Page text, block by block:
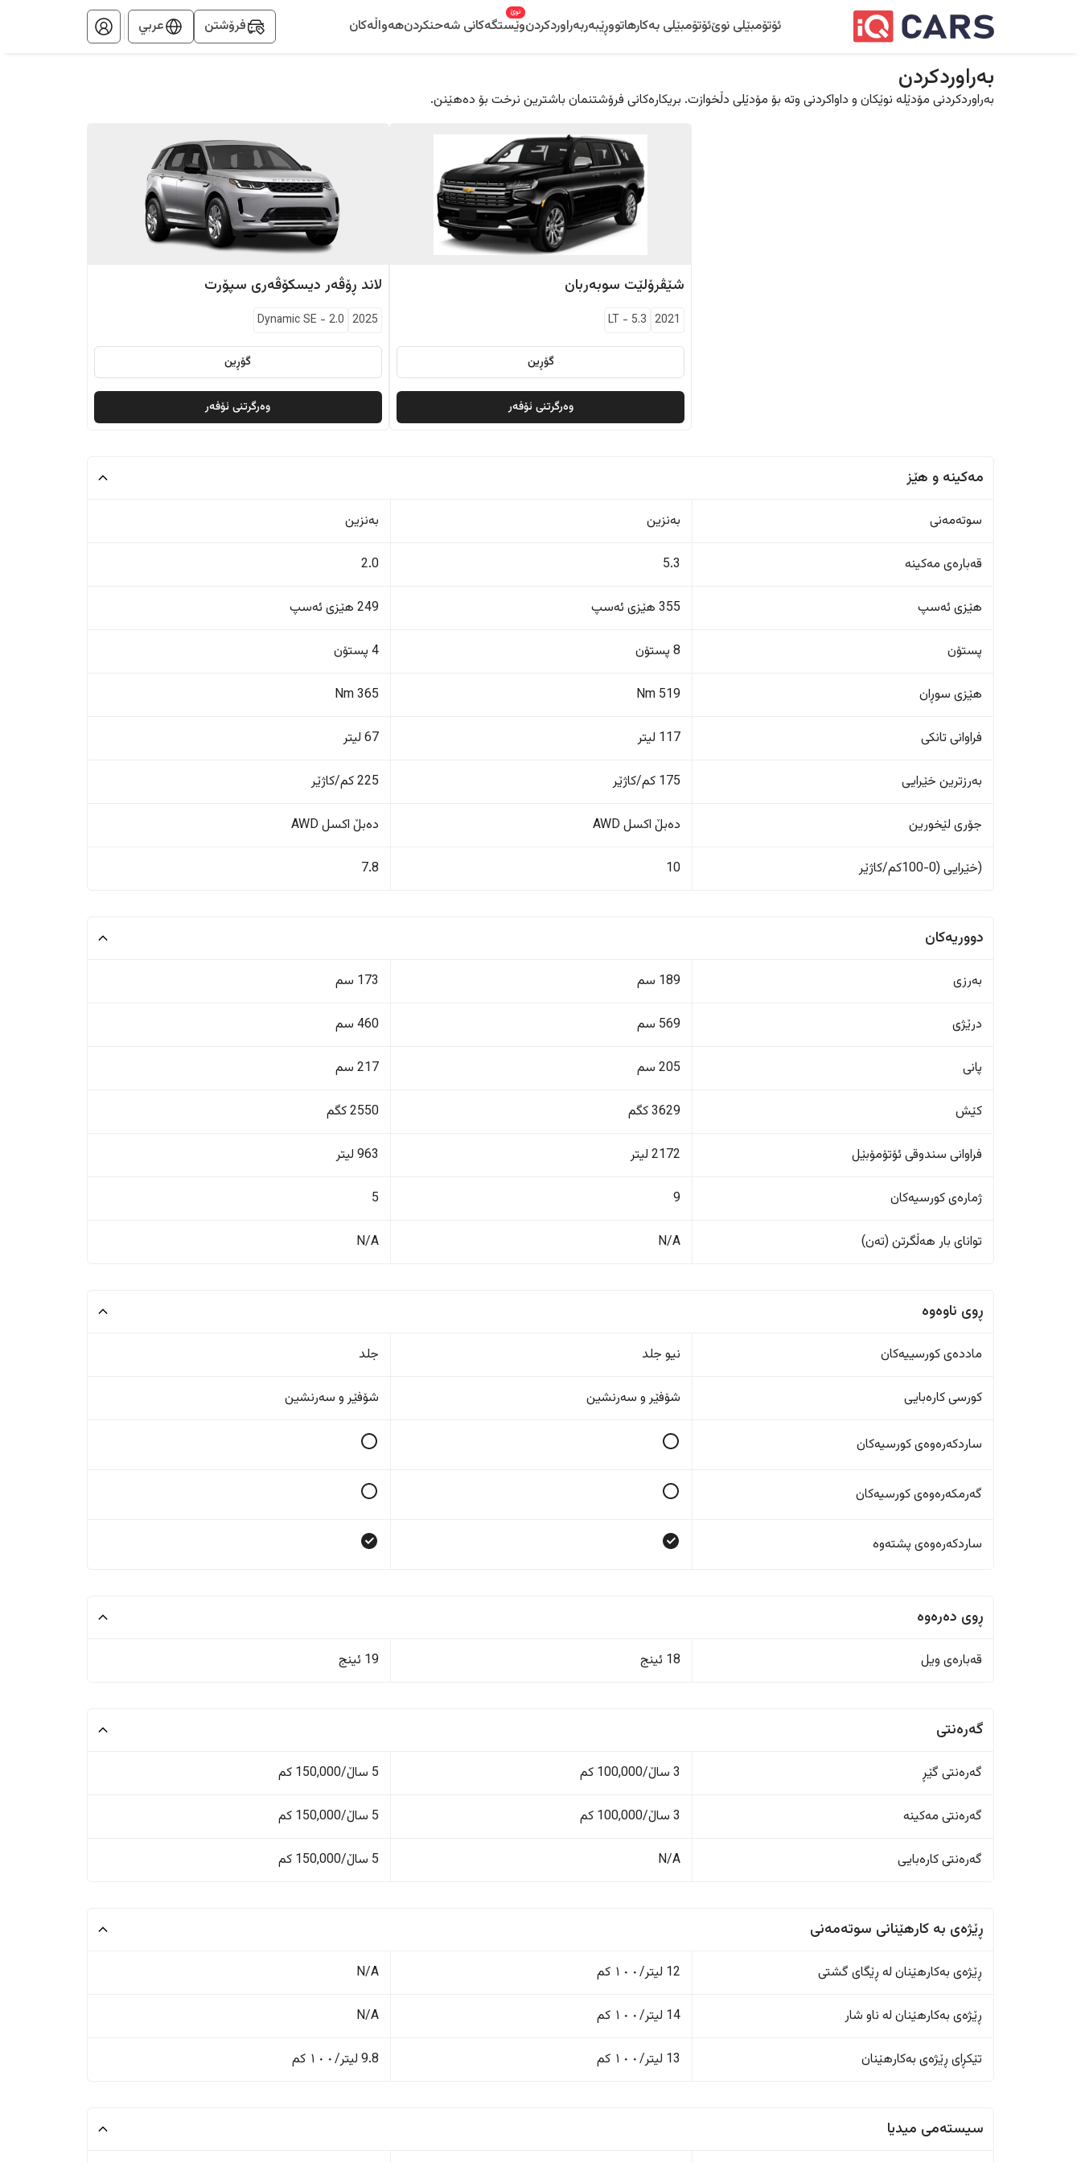
ئۆتۆمبێلی نوێئۆتۆمبێلی بەکارهاتووڕێبەربەراوردکردنوێستگەکانی شەحنکردن
نوێ
هەواڵەکان فرۆشتن عربي
بەراوردکردن
بەراوردکردنی مۆدێلە نوێکان و داواکردنی وتە بۆ مۆدێلی دڵخوازت. بریکارەکانی فرۆشتنمان باشترین نرخت بۆ دەهێنن.
شێڤرۆلێت سوبەربان
2021
LT - 5.3
گۆڕین
وەرگرتنی ئۆفەر
لاند ڕۆڤەر دیسکۆڤەری سپۆرت
2025
Dynamic SE - 2.0
گۆڕین
وەرگرتنی ئۆفەر
مەکینە و هێز
سوتەمەنی بەنزین بەنزین
قەبارەی مەکینە 5.3
2.0
هێزی ئەسپ 355 هێزی ئەسپ 249 هێزی ئەسپ
پستۆن 8 پستۆن 4 پستۆن
هێزی سوڕان 519 Nm
365 Nm
فراوانی تانکی 117 لیتر 67 لیتر
بەرزترین خێرایی 175 کم/کاژێر 225 کم/کاژێر
جۆری لێخورین دەبڵ اکسل AWD دەبڵ اکسل AWD
(خێرایی (0-100کم/کاژێر 10
7.8
دووریەکان
بەرزی 189 سم 173 سم
درێژی 569 سم 460 سم
پانی 205 سم 217 سم
کێش 3629 کگم 2550 کگم
فراوانی سندوقی ئۆتۆمۆبێل 2172 لیتر 963 لیتر
ژمارەی کورسیەکان 9
5
تواناى بار هەڵگرتن (تەن) N/A
N/A
ڕوی ناوەوە
ماددەی کورسییەکان نیو جلد جلد
کورسی کارەبایی شۆفێر و سەرنشین شۆفێر و سەرنشین
ساردکەرەوەی کورسیەکان
گەرمکەرەوەی کورسیەکان
ساردکەرەوەی پشتەوە
ڕوی دەرەوە
قەبارەی ویل 18 ئینج 19 ئینج
گەرەنتی
گەرەنتی گێڕ 3 ساڵ/100,000 کم 5 ساڵ/150,000 کم
گەرەنتی مەکینە 3 ساڵ/100,000 کم 5 ساڵ/150,000 کم
گەرەنتی کارەبایی N/A 5 ساڵ/150,000 کم
ڕێژەى به کارهێنانی سوتەمەنی
ڕێژەى بەکارهێنان له ڕێگای گشتی 12 لیتر/١٠٠ کم N/A
ڕێژەى بەکارهێنان له ناو شار 14 لیتر/١٠٠ کم N/A
تێکڕای ڕێژەى بەکارهێنان 13 لیتر/١٠٠ کم 9.8 لیتر/١٠٠ کم
سیستەمی میدیا